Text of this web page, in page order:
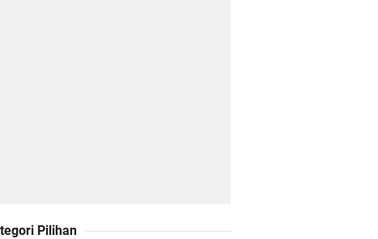
Pilihan